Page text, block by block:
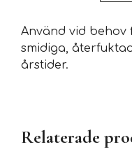
Använd vid
smidiga,
årstider.
Relaterade